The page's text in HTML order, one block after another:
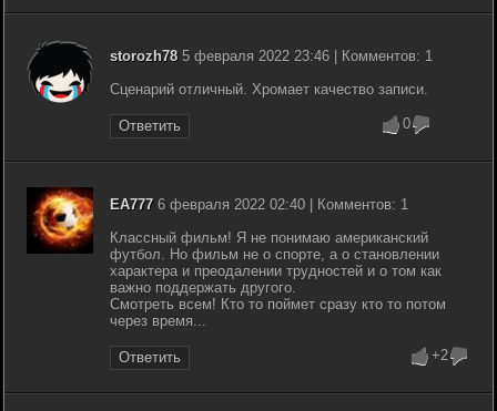
storozh785 февраля 2022 23:46 | Комментов: 1
Сценарий отличный. Хромает качество записи.
Ответить 0
EA7776 февраля 2022 02:40 | Комментов: 1
Классный фильм! Я не понимаю американский
футбол. Но фильм не о спорте, а о становлении
характера и преодалении трудностей и о том как
важно поддержать другого.
Смотреть всем! Кто то поймет сразу кто то потом
через время...
Ответить +2